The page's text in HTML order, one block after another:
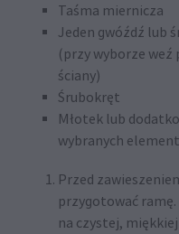
Taśma miernicza
Jeden gwóźdź lub
(przy wyborze weź
ściany)
Śrubokręt
Młotek lub
wybranych
Przed
przygotować
na czystej,